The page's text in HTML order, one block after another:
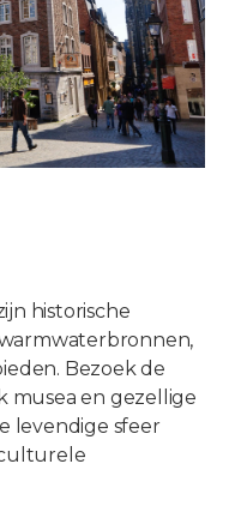
historische
Bezoek de
musea en gezellige
levendige sfeer